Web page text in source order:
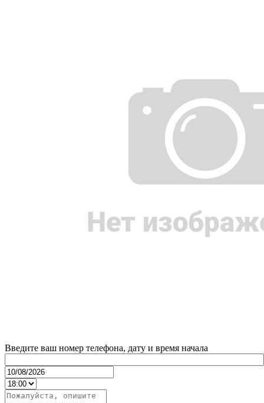
Введите ваш номер телефона, дату и время начала